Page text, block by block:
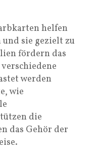
helfen
sie gezielt zu
fördern das
werden
wie
die
das Gehör der